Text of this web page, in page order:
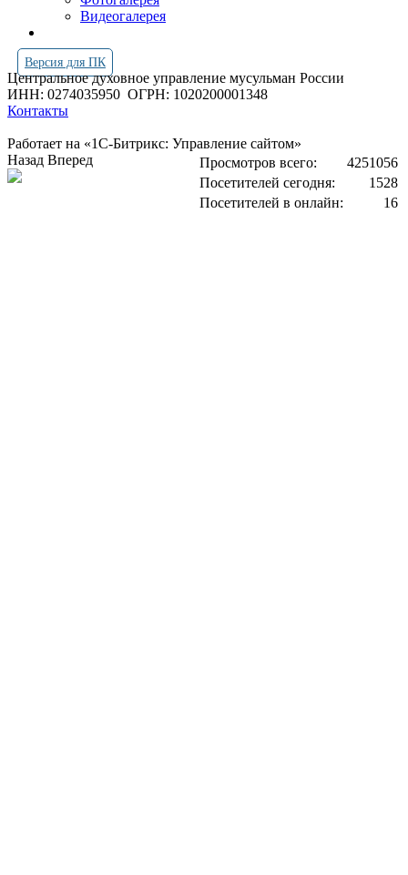
Видеогалерея
Версия для ПК
Центральное духовное управление мусульман России
ИНН: 0274035950 ОГРН: 1020200001348
Контакты
Работает на «1С-Битрикс: Управление сайтом»
Просмотров всего:
4251056
Посетителей сегодня:
1528
Посетителей в онлайн:
16
Назад Вперед